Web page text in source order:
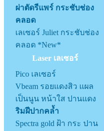
ผ่าตัดรีแพร์ กระชับช่อง
คลอด
เลเซอร์ Juliet กระชับช่อง
คลอด *New*
Laser เลเซอร์
Pico เลเซอร์
Vbeam รอยแดงสิว แผล
เป็นนูน หน้าใส ปานแดง
ริมฝีปากคล้ำ
Spectra gold ฝ้า กระ ปาน